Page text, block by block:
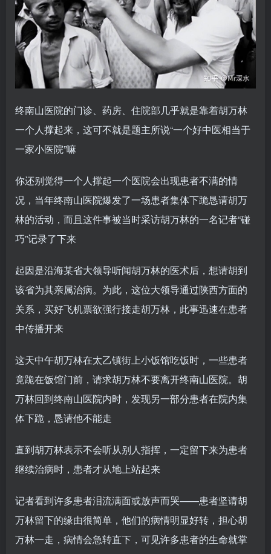
终南山医院的门诊、药房、住院部几乎就是靠着胡万林
一个人撑起来，这可不就是题主所说“一个好中医相当于
一家小医院”嘛
你还别觉得一个人撑起一个医院会出现患者不满的情
况，当年终南山医院爆发了一场患者集体下跪恳请胡万
林的活动，而且这件事被当时采访胡万林的一名记者“碰
巧”记录了下来
起因是沿海某省大领导听闻胡万林的医术后，想请胡到
该省为其亲属治病。为此，这位大领导通过陕西方面的
关系，买好飞机票欲强行接走胡万林，此事迅速在患者
中传播开来
这天中午胡万林在太乙镇街上小饭馆吃饭时，一些患者
竟跪在饭馆门前，请求胡万林不要离开终南山医院。胡
万林回到终南山医院内时，发现另一部分患者在院内集
体下跪，恳请他不能走
直到胡万林表示不会听从别人指挥，一定留下来为患者
继续治病时，患者才从地上站起来
记者看到许多患者泪流满面或放声而哭——患者坚请胡
万林留下的缘由很简单，他们的病情明显好转，担心胡
万林一走，病情会急转直下，可见许多患者的生命就掌